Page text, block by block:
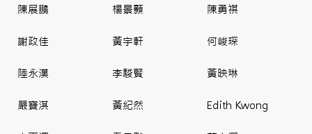
陳展鵬 楊景顥 陳勇祺
謝政佳 黃宇軒 何峻琛
陸永漢 李駿賢 黃映琳
嚴寶淇 黃紀然 Edith Kwong